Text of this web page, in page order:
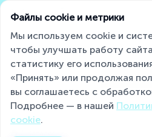
Miaumi® на страже чистоты и свежести
Каталог
Все товары
Файлы cookie и метрики
Мы используем cookie и
чтобы улучшать работу
статистику его
«Принять» или продолжая
вы соглашаетесь с
Подробнее — в нашей
cookie.